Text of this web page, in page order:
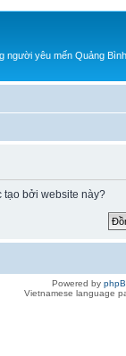
người yêu mến Quảng Bình
tạo bởi website này?
Powered by
Vietnamese language